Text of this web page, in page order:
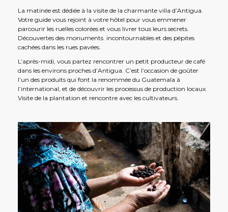
La matinée est dédiée à la visite de la charmante villa d’Antigua.
Votre guide vous rejoint à votre hôtel pour vous emmener
parcourir les ruelles colorées et vous livrer tous leurs secrets.
Découvertes des monuments incontournables et des pépites
cachées dans les rues pavées.
L’après-midi, vous partez rencontrer un petit producteur de café
dans les environs proches d’Antigua. C’est l’occasion de goûter
l’un des produits qui font la renommée du Guatemala à
l’international, et de découvrir les processus de production locaux.
Visite de la plantation et rencontre avec les cultivateurs.